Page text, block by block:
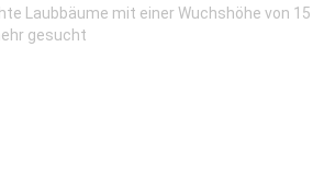
Laubbäume mit einer Wuchshöhe von 15
gesucht